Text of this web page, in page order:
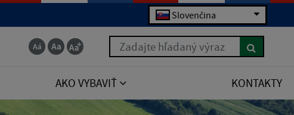
Slovenčina
Zadajte hľadaný výraz
AKO VYBAVIŤ KONTAKTY